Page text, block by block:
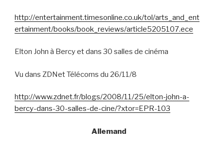
http://entertainment.timesonline.co.uk/tol/arts_and_ent
ertainment/books/book_reviews/article5205107.ece
Elton John à Bercy et dans 30 salles de cinéma
Vu dans ZDNet Télécoms du 26/11/8
http://www.zdnet.fr/blogs/2008/11/25/elton-john-a-
bercy-dans-30-salles-de-cine/?xtor=EPR-103
Allemand